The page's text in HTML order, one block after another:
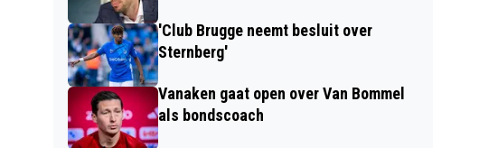
'Club Brugge neemt besluit over
Sternberg'
Vanaken gaat open over Van Bommel
als bondscoach